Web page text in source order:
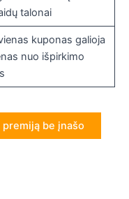
talonai
kuponas galioja
nuo išpirkimo
premiją be įnašo